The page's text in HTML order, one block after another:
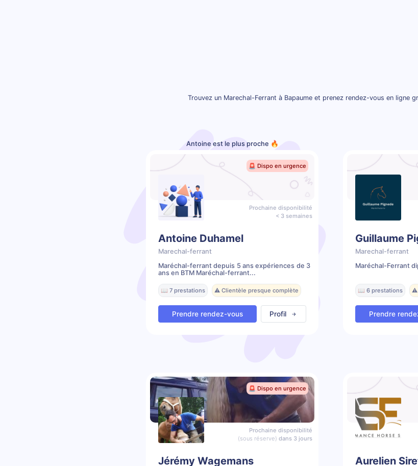
Trouvez un Marechal-Ferrant à Bapaume et prenez rendez-vous en ligne
Antoine est le plus proche 🔥
🚨 Dispo en urgence
Prochaine disponibilité
< 3 semaines
Antoine Duhamel
Marechal-ferrant
Maréchal-ferrant depuis 5 ans expériences de 3
ans en BTM Maréchal-ferrant...
📖 7 prestations ⚠️ Clientèle presque complète
Prendre rendez-vous Profil
Guillaume
Marechal-ferrant
Maréchal-Ferrant
📖 6 prestations ⚠️
Prendre
🚨 Dispo en urgence
Prochaine disponibilité
(sous réserve) dans 3 jours
Jérémy Wagemans Aurelien